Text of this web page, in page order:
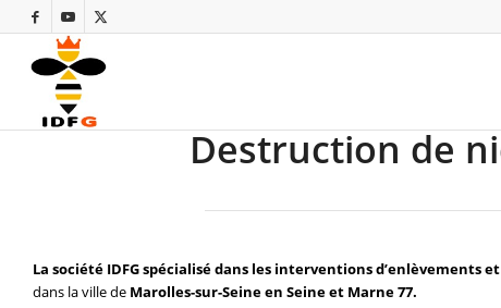
Destruction de
La société IDFG spécialisé dans les interventions
dans la ville de Marolles-sur-Seine en Seine et Marne 77.